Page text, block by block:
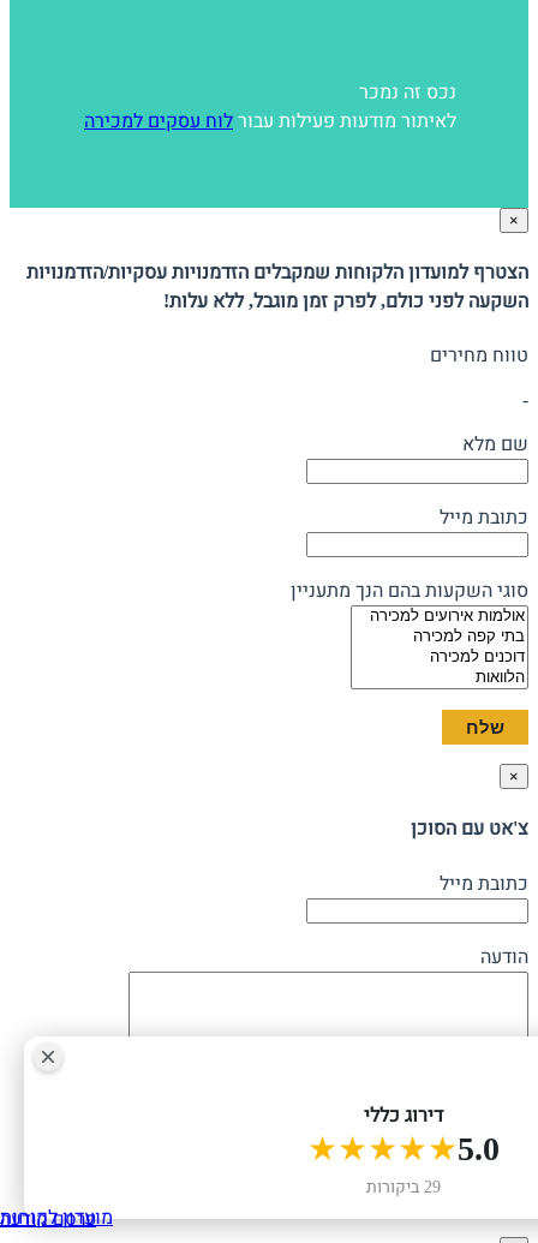
דירוג כללי
5.0
★★★★★
29 ביקורות
נכס זה נמכר
לאיתור מודעות פעילות עבור לוח עסקים למכירה
פרסם מודעה
מועדון לקוחות
×
הצטרף למועדון הלקוחות שמקבלים הזדמנויות עסקיות/הזדמנויות
השקעה לפני כולם, לפרק זמן מוגבל, ללא עלות!
טווח מחירים
-
שם מלא
כתובת מייל
סוגי השקעות בהם הנך מתעניין
×
צ'אט עם הסוכן
כתובת מייל
הודעה